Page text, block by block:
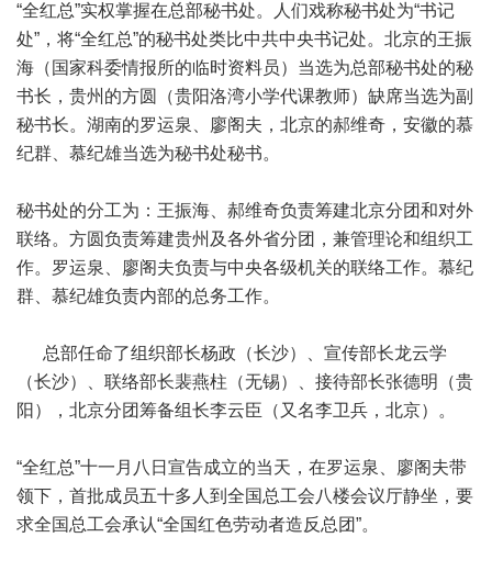
“全红总”实权掌握在总部秘书处。人们戏称秘书处为“书记
处”，将“全红总”的秘书处类比中共中央书记处。北京的王振
海（国家科委情报所的临时资料员）当选为总部秘书处的秘
书长，贵州的方圆（贵阳洛湾小学代课教师）缺席当选为副
秘书长。湖南的罗运泉、廖阁夫，北京的郝维奇，安徽的慕
纪群、慕纪雄当选为秘书处秘书。
秘书处的分工为：王振海、郝维奇负责筹建北京分团和对外
联络。方圆负责筹建贵州及各外省分团，兼管理论和组织工
作。罗运泉、廖阁夫负责与中央各级机关的联络工作。慕纪
群、慕纪雄负责内部的总务工作。
总部任命了组织部长杨政（长沙）、宣传部长龙云学
（长沙）、联络部长裴燕柱（无锡）、接待部长张德明（贵
阳），北京分团筹备组长李云臣（又名李卫兵，北京）。
“全红总”十一月八日宣告成立的当天，在罗运泉、廖阁夫带
领下，首批成员五十多人到全国总工会八楼会议厅静坐，要
求全国总工会承认“全国红色劳动者造反总团”。